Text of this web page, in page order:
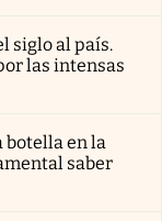
siglo al país.
las intensas
botella en la
saber